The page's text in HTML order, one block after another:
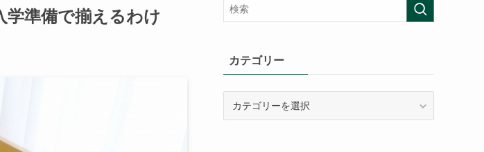
学準備で揃えるわけ
カテゴリー